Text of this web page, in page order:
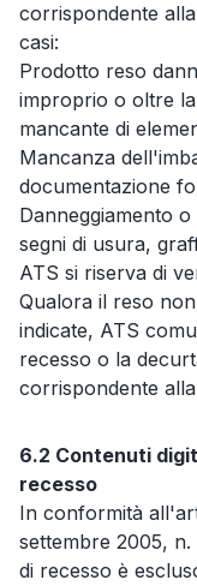
corrispondente
casi:
Prodotto reso
improprio o oltre
mancante di
Mancanza
documentazione
Danneggiamento
segni di usura,
ATS si riserva di
Qualora il reso
indicate, ATS
recesso o la
corrispondente
6.2 Contenuti
recesso
In conformità
settembre 2005,
di recesso è